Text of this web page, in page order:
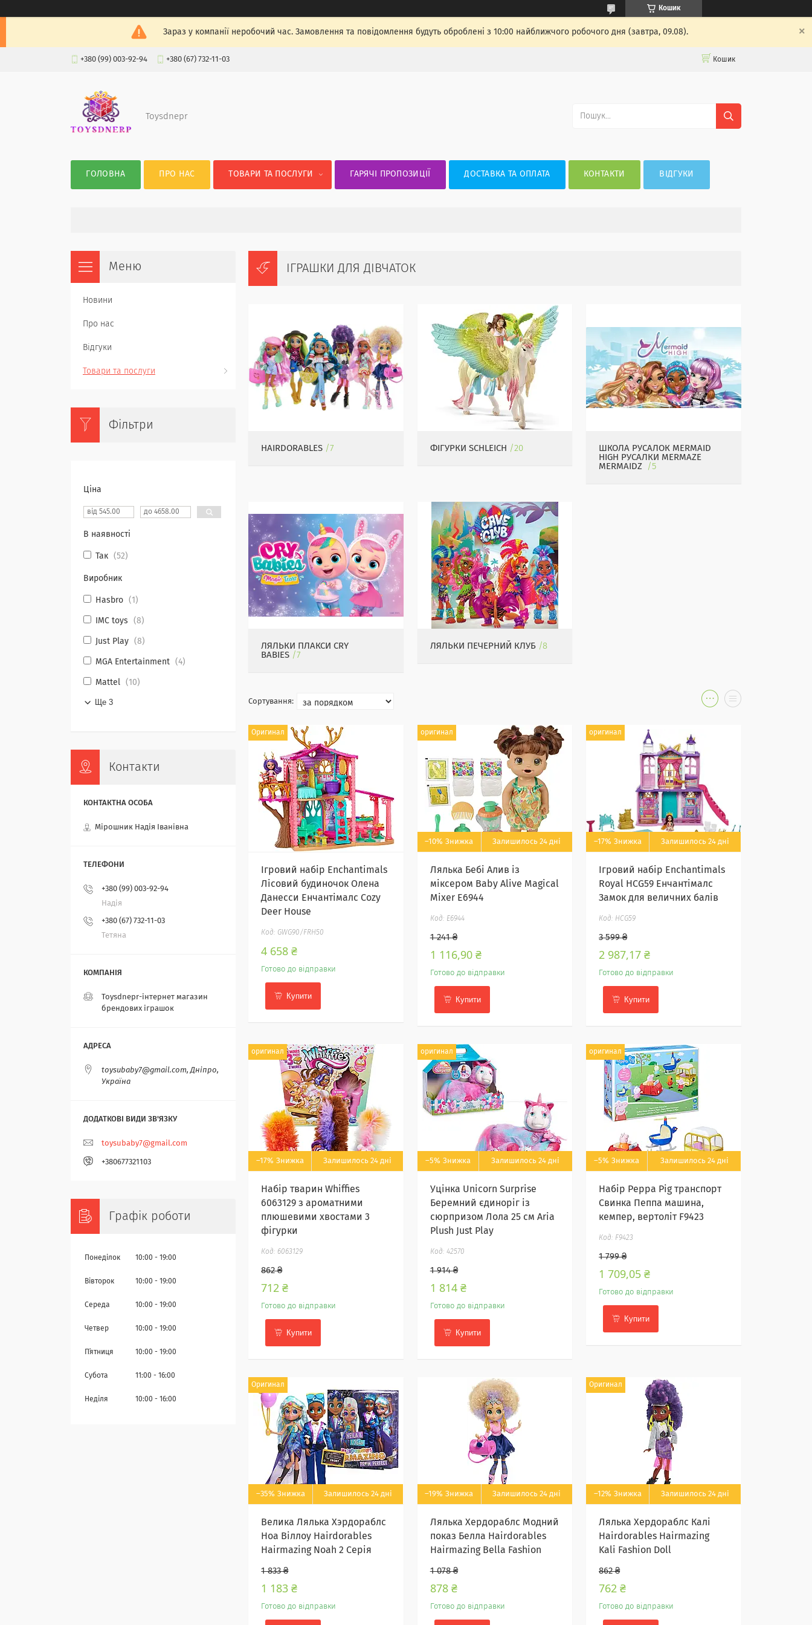
Кошик
Зараз у компанії неробочий час. Замовлення та повідомлення будуть оброблені з 10:00 найближчого робочого дня (завтра, 09.08).
+380 (99) 003-92-94 +380 (67) 732-11-03 Кошик
Toysdnepr
ГОЛОВНА ПРО НАС ТОВАРИ ТА ПОСЛУГИ ГАРЯЧІ ПРОПОЗИЦІЇ ДОСТАВКА ТА ОПЛАТА КОНТАКТИ ВІДГУКИ
ІГРАШКИ ДЛЯ ДІВЧАТОК
HAIRDORABLES 7 ФІГУРКИ SCHLEICH 20
ШКОЛА РУСАЛОК MERMAID
HIGH РУСАЛКИ MERMAZE
MERMAIDZ
5
ЛЯЛЬКИ ПЛАКСИ CRY
BABIES
7
ЛЯЛЬКИ ПЕЧЕРНИЙ КЛУБ 8
Оригинал
Ігровий набір Enchantimals
Лісовий будиночок Олена
Данесси Енчантімалс Cozy
Deer House
GWG90/FRH50
4 658 ₴
Готово до відправки
Купити
оригинал
–10% Залишилось 24 дні
Лялька Бебі Алив із
міксером Baby Alive Magical
Mixer E6944
E6944
1 241 ₴
1 116,90 ₴
Готово до відправки
Купити
оригинал
–17% Залишилось 24 дні
Ігровий набір Enchantimals
Royal HCG59 Енчантімалс
Замок для величних балів
HCG59
3 599 ₴
2 987,17 ₴
Готово до відправки
Купити
оригинал
–17% Залишилось 24 дні
Набір тварин Whiffies
6063129 з ароматними
плюшевими хвостами 3
фігурки
6063129
862 ₴
712 ₴
Готово до відправки
Купити
оригинал
–5% Залишилось 24 дні
Уцінка Unicorn Surprise
Беремний єдиноріг із
сюрпризом Лола 25 см Aria
Plush Just Play
42570
1 914 ₴
1 814 ₴
Готово до відправки
Купити
оригинал
–5% Залишилось 24 дні
Набір Peppa Pig транспорт
Свинка Пеппа машина,
кемпер, вертоліт F9423
F9423
1 799 ₴
1 709,05 ₴
Готово до відправки
Купити
Оригинал
–35% Залишилось 24 дні
Велика Лялька Хэрдораблс
Ноа Віллоу Hairdorables
Hairmazing Noah 2 Серія
1 833 ₴
1 183 ₴
Готово до відправки
–19% Залишилось 24 дні
Лялька Хердораблс Модний
показ Белла Hairdorables
Hairmazing Bella Fashion
1 078 ₴
878 ₴
Готово до відправки
Оригинал
–12% Залишилось 24 дні
Лялька Хердораблс Калі
Hairdorables Hairmazing
Kali Fashion Doll
862 ₴
762 ₴
Готово до відправки
Новини
Про нас
Відгуки
Товари та послуги
Фільтри
Ціна
В наявності
Так 52
Виробник
Hasbro 1
IMC toys 8
Just Play 8
MGA Entertainment 4
Mattel 10
Ще 3
Контакти
Мірошник Надія Іванівна
+380 (99) 003-92-94
Надія
+380 (67) 732-11-03
Тетяна
Toysdnepr-інтернет магазин
брендових іграшок
toysubaby7@gmail.com, Дніпро,
Україна
toysubaby7@gmail.com
+380677321103
Графік роботи
Понеділок 10:00 19:00
Вівторок 10:00 19:00
Середа 10:00 19:00
Четвер 10:00 19:00
Пʼятниця 10:00 19:00
Субота 11:00 16:00
Неділя 10:00 16:00